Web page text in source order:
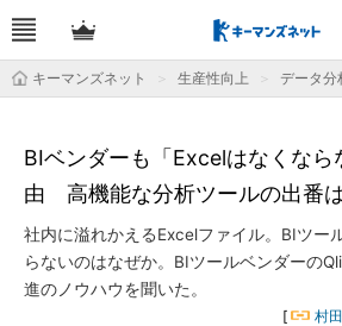
キーマンズネット 生産性向上 データ分
BIベンダーも「Excelはなくなら
由 高機能な分析ツールの出番
社内に溢れかえるExcelファイル。BIツー
らないのはなぜか。BIツールベンダーの
進のノウハウを聞いた。
[ 村